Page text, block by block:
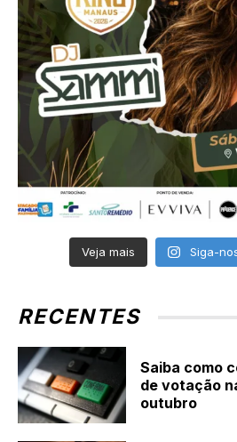
Veja mais Siga-
RECENTES
Saiba como
de votação
outubro